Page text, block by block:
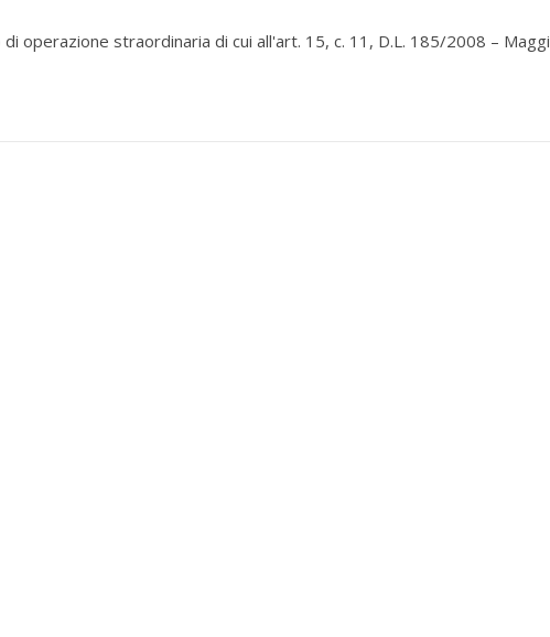
operazione straordinaria di cui all'art. 15, c. 11, D.L. 185/2008 –